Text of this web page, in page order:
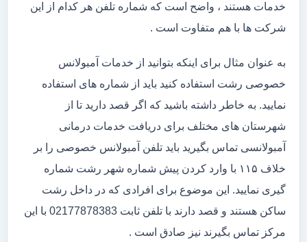
خدمات هستند ، واضح است که شماره تلفن هر کدام از این
شرکت ها با هم متفاوت است .
به عنوان مثال برای اینکه بتوانید از خدمات آمبولانس
خصوصی رشت استفاده کنید باید از شماره های استفاده
نمایید. به خاطر داشته باشید که اگر قصد دارید تا از
شهرستان های مختلف برای دریافت خدمات درمانی
آمبولانسی تماس بگیرید باید تلفن آمبولانس خصوصی را بر
خلاف ۱۱۵ با وارد کردن پیش شماره شهر رشت شماره
گیری نمایید. این موضوع برای افرادی که در داخل رشت
ساکن هستند و قصد دارند با تلفن ثابت 02177878383 با این
مرکز تماس بگیرند نیز صادق است .